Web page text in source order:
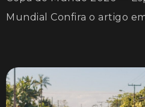
Mundial Confira o artigo